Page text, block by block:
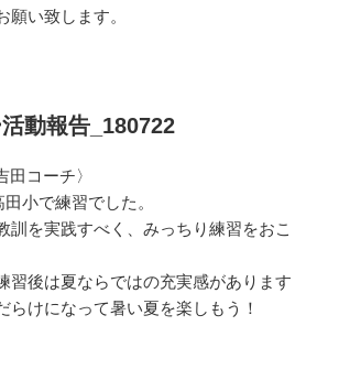
願い致します。
動報告_180722
田コーチ〉
小で練習でした。
訓を実践すべく、みっちり練習をおこ
習後は夏ならではの充実感があります
らけになって暑い夏を楽しもう！